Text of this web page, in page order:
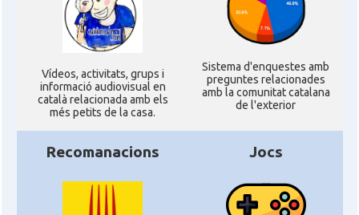
Ví­deos, activitats, grups i
informació audiovisual en
català relacionada amb els
més petits de la casa.
Sistema d'enquestes amb
preguntes relacionades
amb la comunitat catalana
de l'exterior
Recomanacions Jocs